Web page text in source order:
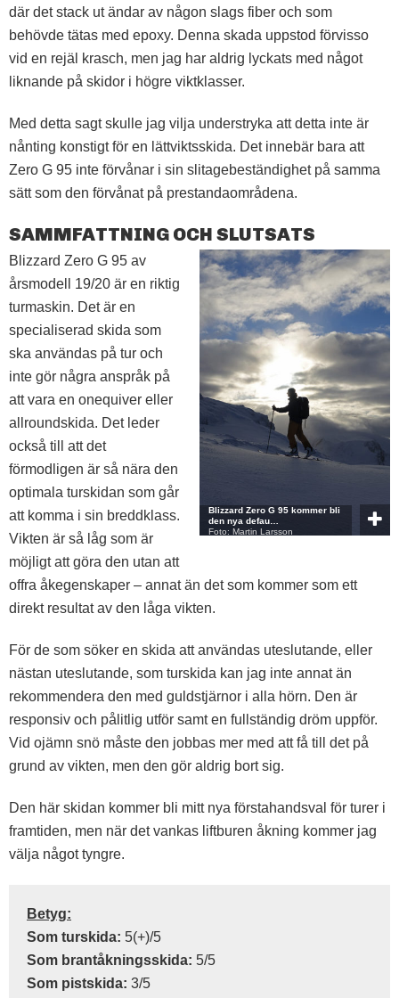
där det stack ut ändar av någon slags fiber och som
behövde tätas med epoxy. Denna skada uppstod förvisso
vid en rejäl krasch, men jag har aldrig lyckats med något
liknande på skidor i högre viktklasser.
Med detta sagt skulle jag vilja understryka att detta inte är
nånting konstigt för en lättviktsskida. Det innebär bara att
Zero G 95 inte förvånar i sin slitagebeständighet på samma
sätt som den förvånat på prestandaområdena.
SAMMFATTNING OCH SLUTSATS
Blizzard Zero G 95 kommer bli
den nya defau…
Foto: Martin Larsson
Blizzard Zero G 95 av
årsmodell 19/20 är en riktig
turmaskin. Det är en
specialiserad skida som
ska användas på tur och
inte gör några anspråk på
att vara en onequiver eller
allroundskida. Det leder
också till att det
förmodligen är så nära den
optimala turskidan som går
att komma i sin breddklass.
Vikten är så låg som är
möjligt att göra den utan att
offra åkegenskaper – annat än det som kommer som ett
direkt resultat av den låga vikten.
För de som söker en skida att användas uteslutande, eller
nästan uteslutande, som turskida kan jag inte annat än
rekommendera den med guldstjärnor i alla hörn. Den är
responsiv och pålitlig utför samt en fullständig dröm uppför.
Vid ojämn snö måste den jobbas mer med att få till det på
grund av vikten, men den gör aldrig bort sig.
Den här skidan kommer bli mitt nya förstahandsval för turer i
framtiden, men när det vankas liftburen åkning kommer jag
välja något tyngre.
Betyg:
Som turskida: 5(+)/5
Som brantåkningsskida: 5/5
Som pistskida: 3/5